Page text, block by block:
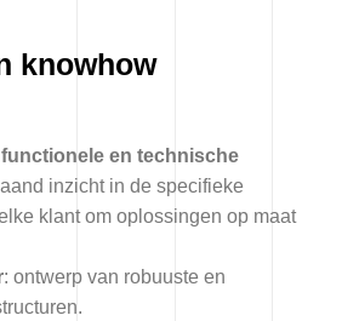
knowhow
en technische
inzicht in de specifieke
klant om oplossingen op maat
: ontwerp van robuuste en